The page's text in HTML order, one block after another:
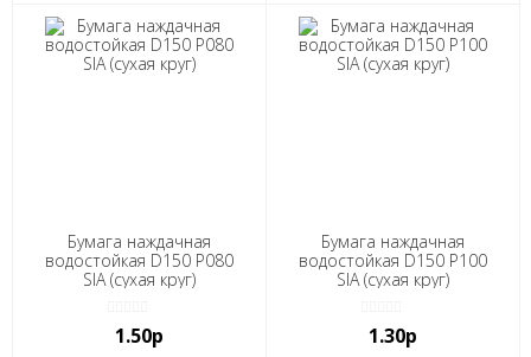
Бумага наждачная
водостойкая D150 Р080
SIA (сухая круг)
1.50р
Бумага наждачная
водостойкая D150 Р100
SIA (сухая круг)
1.30р